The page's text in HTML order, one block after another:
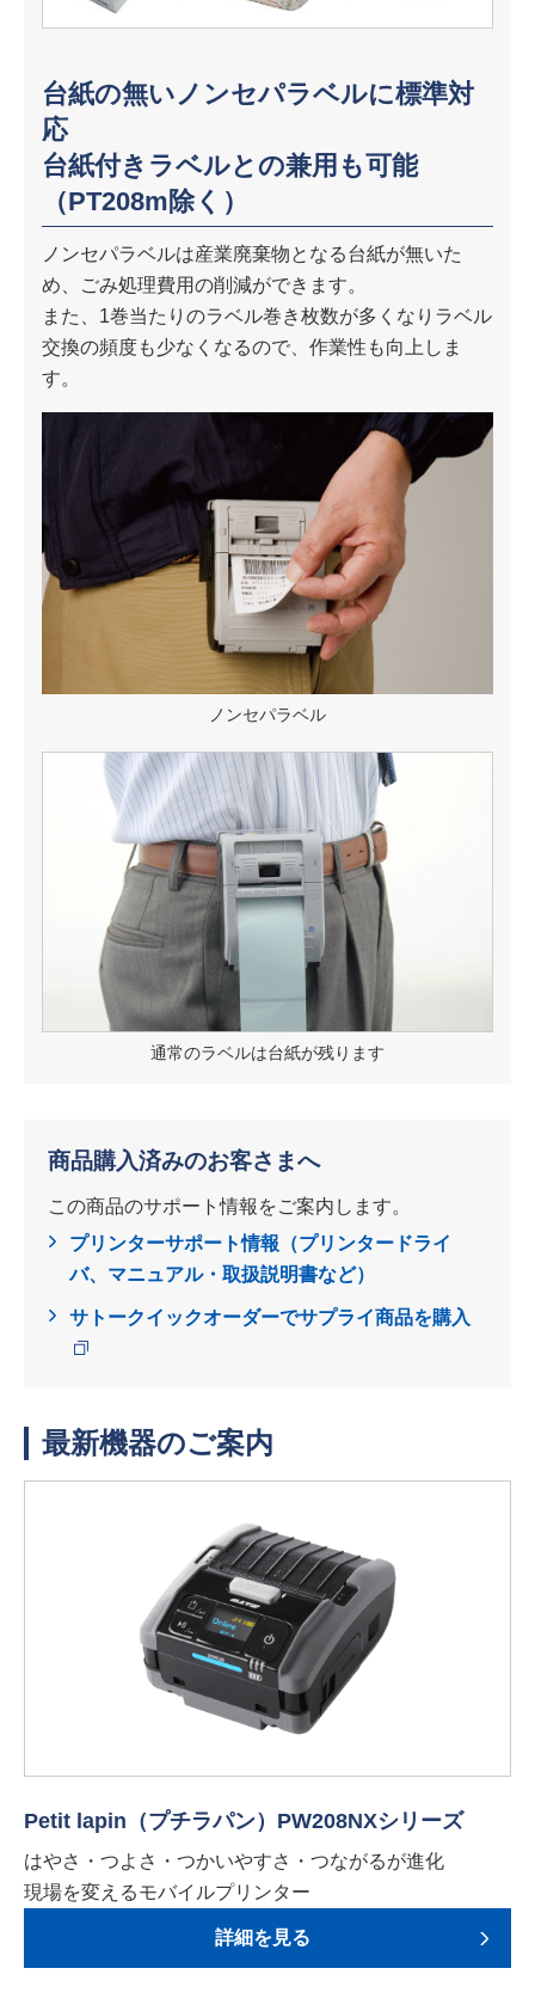
台紙の無いノンセパラベルに標準対
応
台紙付きラベルとの兼用も可能
（PT208m除く）
ノンセパラベルは産業廃棄物となる台紙が無いた
め、ごみ処理費用の削減ができます。
また、1巻当たりのラベル巻き枚数が多くなりラベル
交換の頻度も少なくなるので、作業性も向上しま
す。
ノンセパラベル
通常のラベルは台紙が残ります
商品購入済みのお客さまへ
この商品のサポート情報をご案内します。
プリンターサポート情報（プリンタードライ
バ、マニュアル・取扱説明書など）
サトークイックオーダーでサプライ商品を購入
最新機器のご案内
Petit lapin（プチラパン）PW208NXシリーズ
はやさ・つよさ・つかいやすさ・つながるが進化
現場を変えるモバイルプリンター
詳細を見る